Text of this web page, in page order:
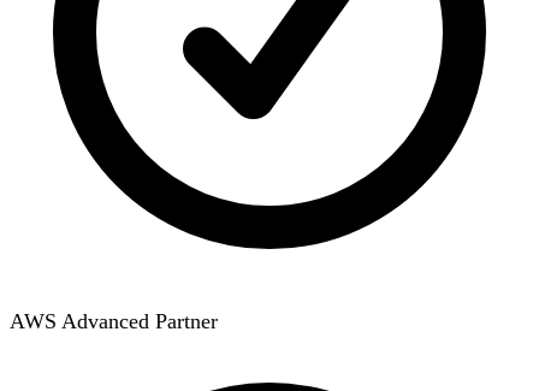
AWS Advanced Partner